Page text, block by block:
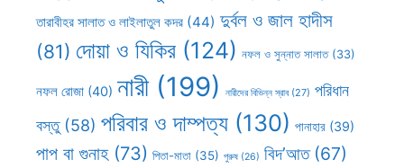
তারাবীহর সালাত ও লাইলাতুল কদর (44) দুর্বল ও জাল হাদীস
(81) দোয়া ও যিকির (124) নফল ও সুন্নাত সালাত(33)
নফল রোজা (40) নারী(199) নারীদের বিভিন্ন স্রাব(27) পরিধান
বস্তু(58) পরিবার ও দাম্পত্য (130) পানাহার (39)
পাপ বা গুনাহ(73) পিতা-মাতা (35) পুরুষ (26) বিদ’আত(67)